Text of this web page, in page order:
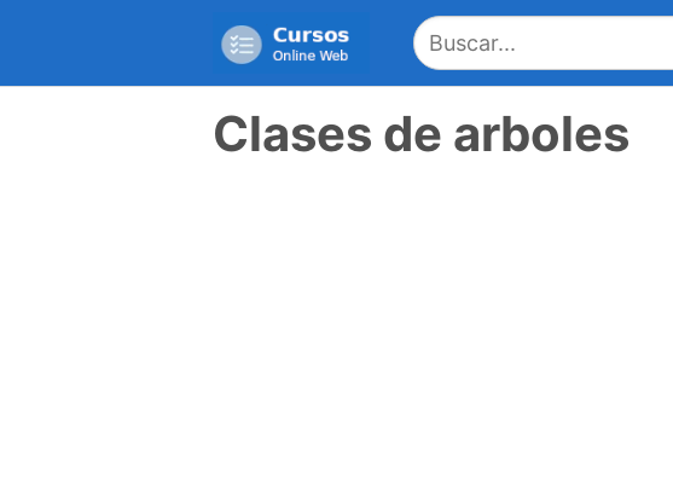
Clases de arboles